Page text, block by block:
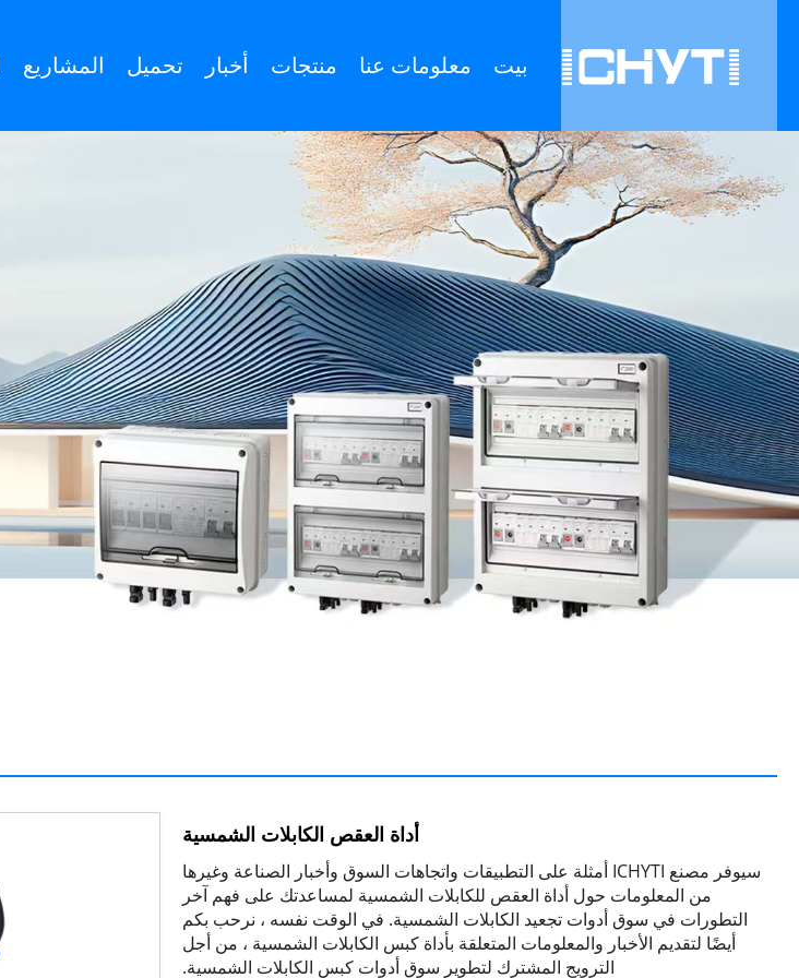
بيت معلومات عنا منتجات أخبار تحميل المشاريع
أداة العقص الكابلات الشمسية
سيوفر مصنع ICHYTI أمثلة على التطبيقات واتجاهات السوق وأخبار الصناعة وغيرها
من المعلومات حول أداة العقص للكابلات الشمسية لمساعدتك على فهم آخر
التطورات في سوق أدوات تجعيد الكابلات الشمسية. في الوقت نفسه ، نرحب بكم
أيضًا لتقديم الأخبار والمعلومات المتعلقة بأداة كبس الكابلات الشمسية ، من أجل
الترويج المشترك لتطوير سوق أدوات كبس الكابلات الشمسية.